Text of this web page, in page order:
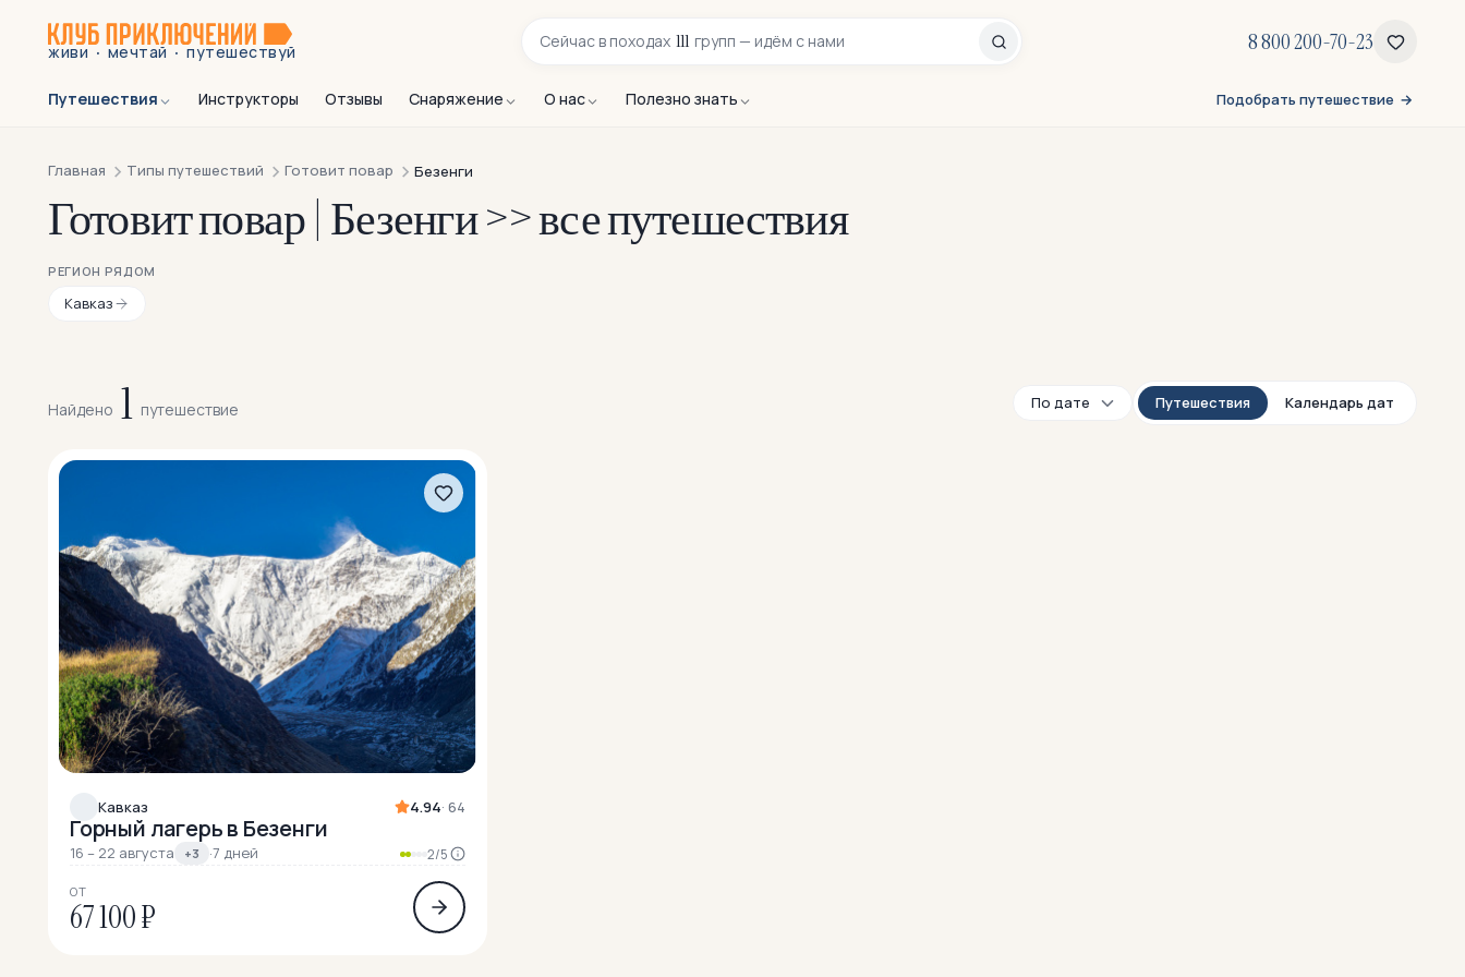
живи · мечтай · путешествуй
Сейчас в походах 111 групп — идём с нами 8 800 200-70-23
Путешествия Инструкторы Отзывы Снаряжение О нас Полезно знать Подобрать путешествие
Главная Типы путешествий Готовит повар Безенги
Готовит повар | Безенги >> все путешествия
РЕГИОН РЯДОМ
Кавказ
Найдено 1 путешествие Путешествия Календарь дат
Кавказ 4.94· 64
Горный лагерь в Безенги
16 – 22 августа +3 ·7 дней 2/5
ОТ
67 100 ₽